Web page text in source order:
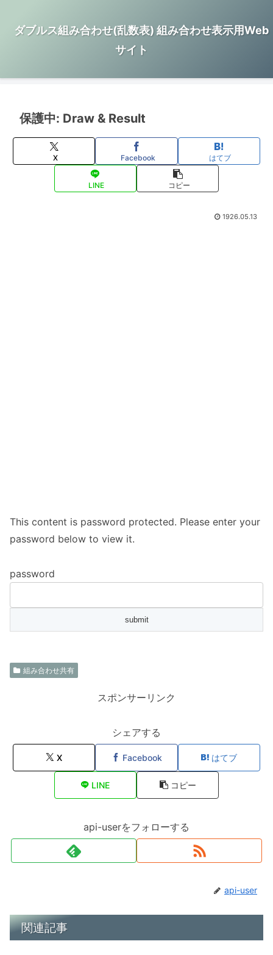
ダブルス組み合わせ(乱数表) 組み合わせ表示用Web
サイト
保護中: Draw & Result
X Facebook はてブ
LINE コピー
1926.05.13
This content is password protected. Please enter your
password below to view it.
password
組み合わせ共有
スポンサーリンク
シェアする
X Facebook はてブ
LINE コピー
api-userをフォローする
api-user
関連記事